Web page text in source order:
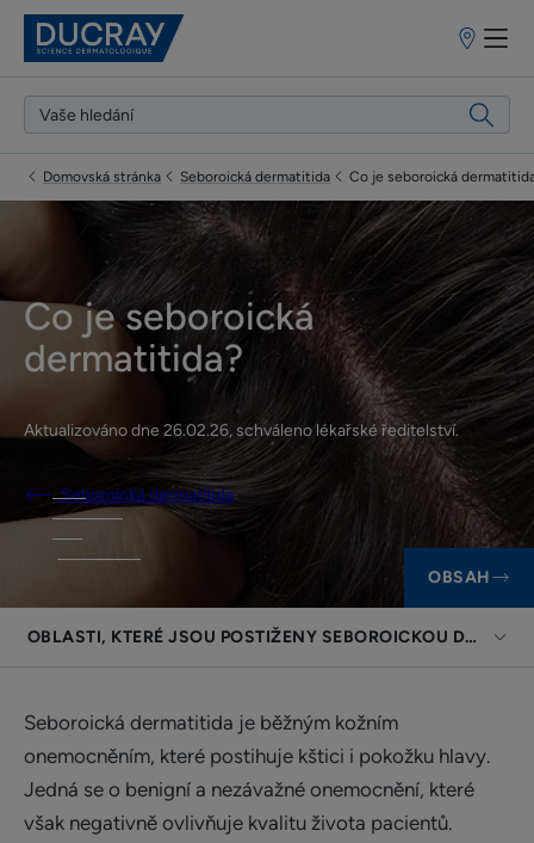
Prodejní
Domovská stránka Seboroická dermatitida Co je seboroická
Co je seboroická
dermatitida?
Aktualizováno dne 26.02.26, schváleno lékařské ředitelství.
Seboroická dermatitida
OBSAH
OBLASTI, KTERÉ JSOU POSTIŽENY SEBOROICKOU
Seboroická dermatitida je běžným kožním
onemocněním, které postihuje kštici i pokožku hlavy.
Jedná se o benigní a nezávažné onemocnění, které
však negativně ovlivňuje kvalitu života pacientů.